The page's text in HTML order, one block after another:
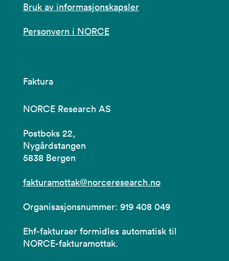
Bruk av informasjonskapsler
Personvern i NORCE
Faktura
NORCE Research AS
Postboks 22,
Nygårdstangen
5838 Bergen
fakturamottak@norceresearch.no
Organisasjonsnummer: 919 408 049
Ehf-fakturaer formidles automatisk til
NORCE-fakturamottak.